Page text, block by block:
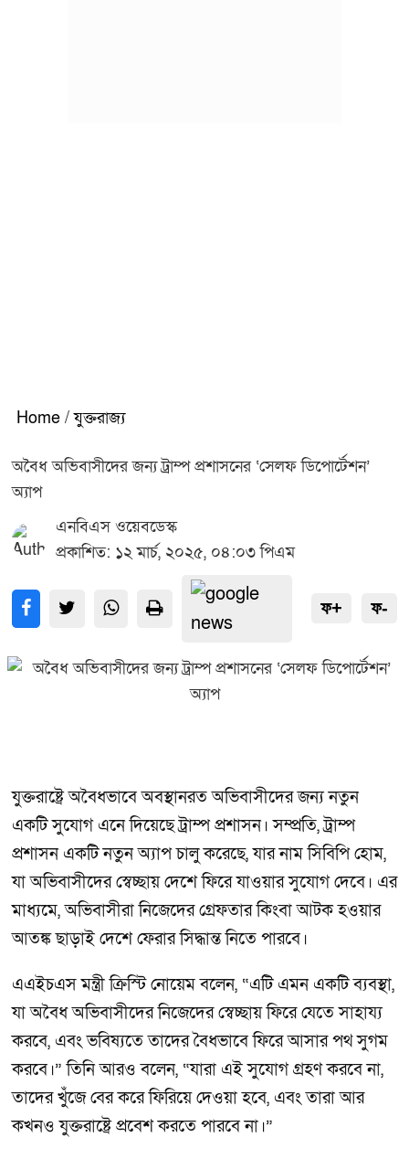
Home / যুক্তরাজ্য
অবৈধ অভিবাসীদের জন্য ট্রাম্প প্রশাসনের ‘সেলফ ডিপোর্টেশন’
অ্যাপ
এনবিএস ওয়েবডেস্ক
প্রকাশিত: ১২ মার্চ, ২০২৫, ০৪:০৩ পিএম
ফ+ ফ-
যুক্তরাষ্ট্রে অবৈধভাবে অবস্থানরত অভিবাসীদের জন্য নতুন
একটি সুযোগ এনে দিয়েছে ট্রাম্প প্রশাসন। সম্প্রতি, ট্রাম্প
প্রশাসন একটি নতুন অ্যাপ চালু করেছে, যার নাম সিবিপি হোম,
যা অভিবাসীদের স্বেচ্ছায় দেশে ফিরে যাওয়ার সুযোগ দেবে। এর
মাধ্যমে, অভিবাসীরা নিজেদের গ্রেফতার কিংবা আটক হওয়ার
আতঙ্ক ছাড়াই দেশে ফেরার সিদ্ধান্ত নিতে পারবে।
এএইচএস মন্ত্রী ক্রিস্টি নোয়েম বলেন, “এটি এমন একটি ব্যবস্থা,
যা অবৈধ অভিবাসীদের নিজেদের স্বেচ্ছায় ফিরে যেতে সাহায্য
করবে, এবং ভবিষ্যতে তাদের বৈধভাবে ফিরে আসার পথ সুগম
করবে।” তিনি আরও বলেন, “যারা এই সুযোগ গ্রহণ করবে না,
তাদের খুঁজে বের করে ফিরিয়ে দেওয়া হবে, এবং তারা আর
কখনও যুক্তরাষ্ট্রে প্রবেশ করতে পারবে না।”